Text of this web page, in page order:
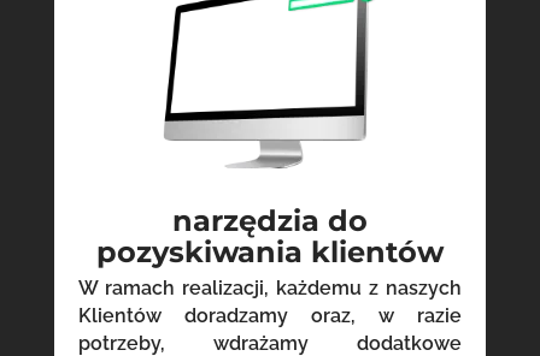
narzędzia do
pozyskiwania klientów
W ramach realizacji, każdemu z naszych
Klientów doradzamy oraz, w razie
potrzeby, wdrażamy dodatkowe